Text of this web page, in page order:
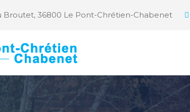
Broutet, 36800 Le Pont-Chrétien-Chabenet